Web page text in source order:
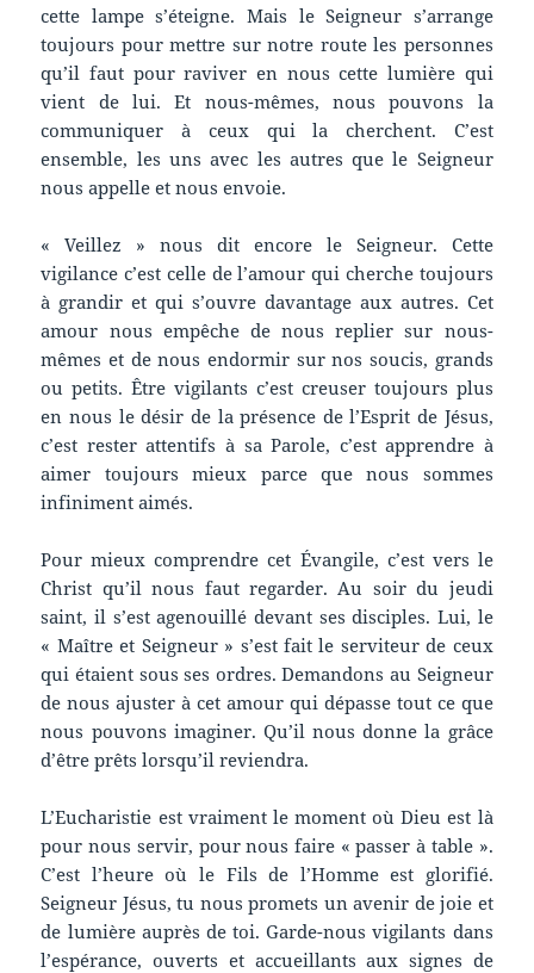
cette lampe s’éteigne. Mais le Seigneur s’arrange
toujours pour mettre sur notre route les personnes
qu’il faut pour raviver en nous cette lumière qui
vient de lui. Et nous-mêmes, nous pouvons la
communiquer à ceux qui la cherchent. C’est
ensemble, les uns avec les autres que le Seigneur
nous appelle et nous envoie.
« Veillez » nous dit encore le Seigneur. Cette
vigilance c’est celle de l’amour qui cherche toujours
à grandir et qui s’ouvre davantage aux autres. Cet
amour nous empêche de nous replier sur nous-
mêmes et de nous endormir sur nos soucis, grands
ou petits. Être vigilants c’est creuser toujours plus
en nous le désir de la présence de l’Esprit de Jésus,
c’est rester attentifs à sa Parole, c’est apprendre à
aimer toujours mieux parce que nous sommes
infiniment aimés.
Pour mieux comprendre cet Évangile, c’est vers le
Christ qu’il nous faut regarder. Au soir du jeudi
saint, il s’est agenouillé devant ses disciples. Lui, le
« Maître et Seigneur » s’est fait le serviteur de ceux
qui étaient sous ses ordres. Demandons au Seigneur
de nous ajuster à cet amour qui dépasse tout ce que
nous pouvons imaginer. Qu’il nous donne la grâce
d’être prêts lorsqu’il reviendra.
L’Eucharistie est vraiment le moment où Dieu est là
pour nous servir, pour nous faire « passer à table ».
C’est l’heure où le Fils de l’Homme est glorifié.
Seigneur Jésus, tu nous promets un avenir de joie et
de lumière auprès de toi. Garde-nous vigilants dans
l’espérance, ouverts et accueillants aux signes de